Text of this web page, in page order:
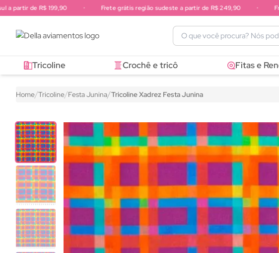
Frete grátis região sul a partir de R$ 199,90. Frete grátis região sudeste a partir
de R$ 199,90 Frete grátis região sudeste a partir de R$ 249,90
Tricoline Crochê e tricô Fitas e
Home Tricoline Festa Junina Tricoline Xadrez Festa Junina